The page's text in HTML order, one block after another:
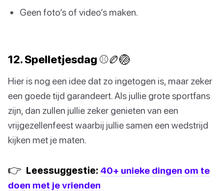
Geen foto’s of video’s maken.
12. Spelletjesdag ⚾🏉🏐
Hier is nog een idee dat zo ingetogen is, maar zeker
een goede tijd garandeert. Als jullie grote sportfans
zijn, dan zullen jullie zeker genieten van een
vrijgezellenfeest waarbij jullie samen een wedstrijd
kijken met je maten.
👉 Leessuggestie: 40+ unieke dingen om te
doen met je vrienden